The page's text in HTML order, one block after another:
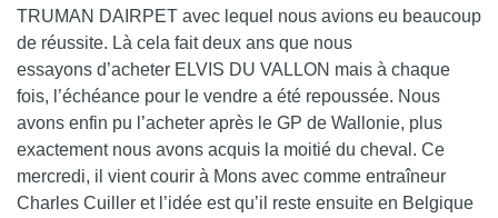
TRUMAN DAIRPET avec lequel nous avions eu beaucoup
de réussite. Là cela fait deux ans que nous
essayons d’acheter ELVIS DU VALLON mais à chaque
fois, l’échéance pour le vendre a été repoussée. Nous
avons enfin pu l’acheter après le GP de Wallonie, plus
exactement nous avons acquis la moitié du cheval. Ce
mercredi, il vient courir à Mons avec comme entraîneur
Charles Cuiller et l’idée est qu’il reste ensuite en Belgique